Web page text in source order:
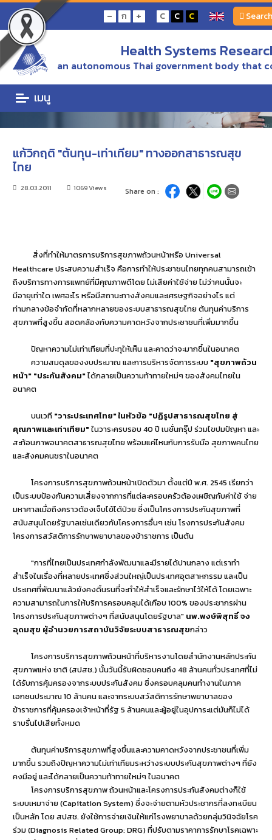
- ก + C C C Search
Health Systems
an autonomous Thai government body that
เมนู
Home ข่าว/ความเคลื่อนไหว แก้วิกฤติ "ต้นทุน-เท่าเทียม" ทางออกสาธารณสุขไทย
ข่าว/ความเคลื่อนไหว
ข่าว/ความเคลื่อนไหว
แก้วิกฤติ "ต้นทุน-เท่าเทียม" ทางออกสาธารณสุข
ไทย
28.03.2011 1069 Views Share on :
สิ่งที่ทำให้มาตรการบริการสุขภาพถ้วนหน้าหรือ Universal
Healthcare ประสบความสำเร็จ คือการทำให้ประชาชนไทยทุกคนสามารถเข้า
ถึงบริการทางการแพทย์ที่มีคุณภาพดีโดย ไม่เสียค่าใช้จ่าย ไม่ว่าคนนั้นจะ
มีอายุเท่าใด เพศอะไร หรือมีสถานะทางสังคมและเศรษฐกิจอย่างไร แต่
ท่ามกลางข้อจำกัดที่หลากหลายของระบบสาธารณสุขไทย ต้นทุนค่าบริการ
สุขภาพที่สูงขึ้น สอดคล้องกับความคาดหวังจากประชาชนที่เพิ่มมากขึ้น
ปัญหาความไม่เท่าเทียมที่ปะทุให้เห็น และคาดว่าจะมากขึ้นในอนาคต
ความสมดุลของงบประมาณ และการบริหารจัดการระบบ "สุขภาพถ้วน
หน้า" "ประกันสังคม"ได้กลายเป็นความท้าทายใหม่ๆ ของสังคมไทยใน
อนาคต
บนเวที "วาระประเทศไทย" ในหัวข้อ "ปฏิรูปสาธารณสุขไทย สู่
คุณภาพและเท่าเทียม"ในวาระครบรอบ 40 ปี เนชั่นกรุ๊ป ร่วมไขปมปัญหา และ
สะท้อนภาพอนาคตสาธารณสุขไทย พร้อมแค่ไหนกับการรับมือ สุขภาพคนไทย
และสังคมคนชราในอนาคต
โครงการบริการสุขภาพถ้วนหน้าเปิดตัวมา ตั้งแต่ปี พ.ศ. 2545 เรียกว่า
เป็นระบบป้องกันความเสี่ยงจากการที่แต่ละครอบครัวต้องเผชิญกับค่าใช้ จ่าย
มหาศาลเมื่อถึงคราวต้องเจ็บไข้ได้ป่วย ซึ่งเป็นโครงการประกันสุขภาพที่
สนับสนุนโดยรัฐบาลเช่นเดียวกับโครงการอื่นๆ เช่น โรงการประกันสังคม
โครงการสวัสดิการรักษาพยาบาลของข้าราชการ เป็นต้น
"การที่ไทยเป็นประเทศกำลังพัฒนาและมีรายได้ปานกลาง แต่เราทำ
สำเร็จในเรื่องที่หลายประเทศซึ่งส่วนใหญ่เป็นประเทศอุตสาหกรรม และเป็น
ประเทศที่พัฒนาแล้วยังคงดิ้นรนที่จะทำให้สำเร็จและรักษาไว้ให้ได้ โดยเฉพาะ
ความสามารถในการให้บริการครอบคลุมได้เกือบ 100% ของประชากรผ่าน
โครงการประกันสุขภาพต่างๆ ที่สนับสนุนโดยรัฐบาล" นพ.พงษ์พิสุทธิ์ จง
อุดมสุข ผู้อำนวยการสถาบันวิจัยระบบสาธารณสุขกล่าว
โครงการบริการสุขภาพถ้วนหน้าที่บริหารงานโดยสำนักงานหลักประกัน
สุขภาพแห่ง ชาติ (สปสช.) นั้นวันนี้รับผิดชอบคนถึง 48 ล้านคนทั่วประเทศที่ไม่
ได้รับการคุ้มครองจากระบบประกันสังคม ซึ่งครอบคลุมคนทำงานในภาค
เอกชนประมาณ 10 ล้านคน และจากระบบสวัสดิการรักษาพยาบาลของ
ข้าราชการที่คุ้มครองเจ้าหน้าที่รัฐ 5 ล้านคนและผู้อยู่ในอุปการะแต่มันก็ไม่ได้
ราบรื่นไปเสียทั้งหมด
ต้นทุนค่าบริการสุขภาพที่สูงขึ้นและความคาดหวังจากประชาชนที่เพิ่ม
มากขึ้น รวมถึงปัญหาความไม่เท่าเทียมระหว่างระบบประกันสุขภาพต่างๆ ที่ยัง
คงมีอยู่ และได้กลายเป็นความท้าทายใหม่ๆ ในอนาคต
โครงการบริการสุขภาพ ถ้วนหน้าและโครงการประกันสังคมต่างก็ใช้
ระบบเหมาจ่าย (Capitation System) ซึ่งจะจ่ายตามหัวประชากรที่ลงทะเบียน
เป็นหลัก โดย สปสช. ยังใช้การจ่ายเงินให้แก่โรงพยาบาลด้วยกลุ่มวินิจฉัยโรค
ร่วม (Diagnosis Related Group: DRG) ที่ปรับตามราคาการรักษาโรคเฉพาะ